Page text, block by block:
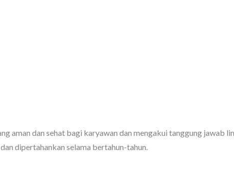
aman dan sehat bagi karyawan dan mengakui tanggung jawab
dipertahankan selama bertahun-tahun.